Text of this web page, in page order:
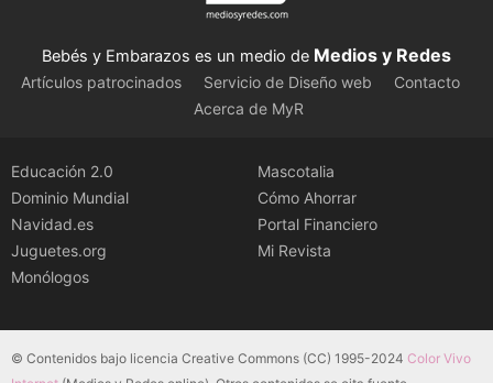
Bebés y Embarazos es un medio de Medios y Redes
Artículos patrocinados Servicio de Diseño web
Contacto
Acerca de MyR
Educación 2.0
Dominio Mundial
Navidad.es
Juguetes.org
Monólogos
Mascotalia
Cómo Ahorrar
Portal Financiero
Mi Revista
© Contenidos bajo licencia Creative Commons (CC) 1995-2024 Color Vivo